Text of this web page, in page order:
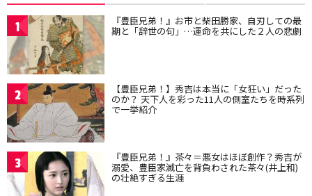
1 『豊臣兄弟！』お市と柴田勝家、自刃しての最
期と「辞世の句」…運命を共にした２人の悲劇
2 【豊臣兄弟！】秀吉は本当に「女狂い」だった
のか？ 天下人を彩った11人の側室たちを時系列
で一挙紹介
3 『豊臣兄弟！』茶々＝悪女はほぼ創作？秀吉が
溺愛、豊臣家滅亡を背負わされた茶々(井上和)
の壮絶すぎる生涯